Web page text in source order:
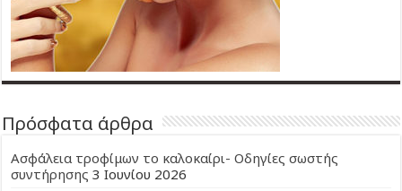
Πρόσφατα άρθρα
Ασφάλεια τροφίμων το καλοκαίρι- Οδηγίες σωστής
συντήρησης 3 Ιουνίου 2026